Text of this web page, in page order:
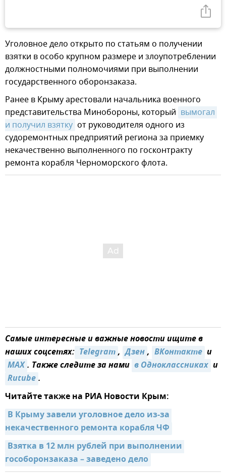
Уголовное дело открыто по статьям о получении
взятки в особо крупном размере и злоупотреблении
должностными полномочиями при выполнении
государственного оборонзаказа.
Ранее в Крыму арестовали начальника военного
представительства Минобороны, который вымогал
и получил взятку от руководителя одного из
судоремонтных предприятий региона за приемку
некачественно выполненного по госконтракту
ремонта корабля Черноморского флота.
Самые интересные и важные новости ищите в
наших соцсетях: Telegram, Дзен, ВКонтакте и
MAX. Также следите за нами в Одноклассниках и
Rutube.
Читайте также на РИА Новости Крым:
В Крыму завели уголовное дело из-за
некачественного ремонта корабля ЧФ
Взятка в 12 млн рублей при выполнении
гособоронзаказа – заведено дело